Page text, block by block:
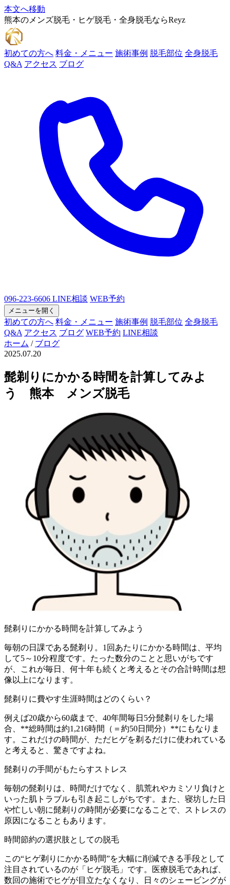
本文へ移動
熊本のメンズ脱毛・ヒゲ脱毛・全身脱毛ならReyz
初めての方へ 料金・メニュー 施術事例 脱毛部位 全身脱毛
Q&A アクセス ブログ
096-223-6606 LINE相談 WEB予約
メニューを開く
初めての方へ 料金・メニュー 施術事例 脱毛部位 全身脱毛
Q&A アクセス ブログ WEB予約 LINE相談
ホーム / ブログ
2025.07.20
髭剃りにかかる時間を計算してみよ
う 熊本 メンズ脱毛
髭剃りにかかる時間を計算してみよう
毎朝の日課である髭剃り。1回あたりにかかる時間は、平均
して5～10分程度です。たった数分のことと思いがちです
が、これが毎日、何十年も続くと考えるとその合計時間は想
像以上になります。
髭剃りに費やす生涯時間はどのくらい？
例えば20歳から60歳まで、40年間毎日5分髭剃りをした場
合、**総時間は約1,216時間（＝約50日間分）**にもなりま
す。これだけの時間が、ただヒゲを剃るだけに使われている
と考えると、驚きですよね。
髭剃りの手間がもたらすストレス
毎朝の髭剃りは、時間だけでなく、肌荒れやカミソリ負けと
いった肌トラブルも引き起こしがちです。また、寝坊した日
や忙しい朝に髭剃りの時間が必要になることで、ストレスの
原因になることもあります。
時間節約の選択肢としての脱毛
この“ヒゲ剃りにかかる時間”を大幅に削減できる手段として
注目されているのが「ヒゲ脱毛」です。医療脱毛であれば、
数回の施術でヒゲが目立たなくなり、日々のシェービングが